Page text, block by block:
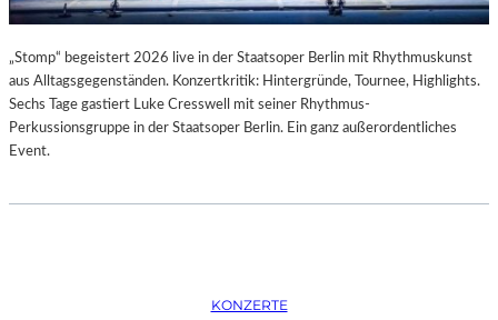
„Stomp“ begeistert 2026 live in der Staatsoper Berlin mit Rhythmuskunst
aus Alltagsgegenständen. Konzertkritik: Hintergründe, Tournee, Highlights.
Sechs Tage gastiert Luke Cresswell mit seiner Rhythmus-
Perkussionsgruppe in der Staatsoper Berlin. Ein ganz außerordentliches
Event.
KONZERTE